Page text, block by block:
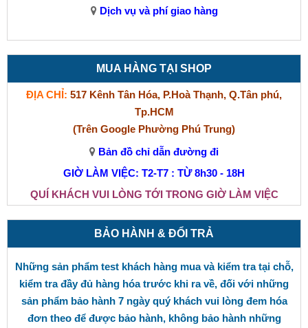
Dịch vụ và phí giao hàng
MUA HÀNG TẠI SHOP
ĐỊA CHỈ: 517 Kênh Tân Hóa, P.Hoà Thạnh, Q.Tân phú,
Tp.HCM
(Trên Google Phường Phú Trung)
Bản đồ chỉ dẫn đường đi
GIỜ LÀM VIỆC: T2-T7 : TỪ 8h30 - 18H
QUÍ KHÁCH VUI LÒNG TỚI TRONG GIỜ LÀM VIỆC
BẢO HÀNH & ĐỔI TRẢ
Những sản phẩm test khách hàng mua và kiểm tra tại chỗ,
kiểm tra đầy đủ hàng hóa trước khi ra về, đối với những
sản phẩm bảo hành 7 ngày quý khách vui lòng đem hóa
đơn theo để được bảo hành, không bảo hành những